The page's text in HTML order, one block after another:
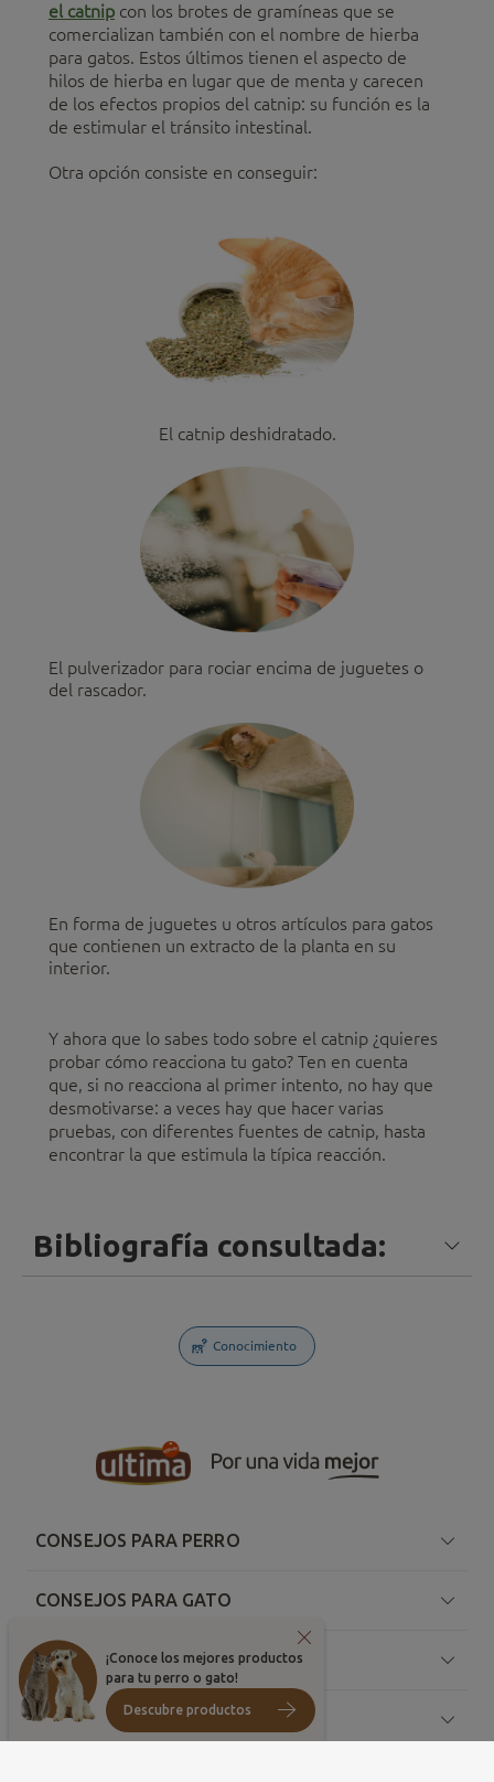
el catnip con los brotes de gramíneas que se
comercializan también con el nombre de hierba
para gatos. Estos últimos tienen el aspecto de
hilos de hierba en lugar que de menta y carecen
de los efectos propios del catnip: su función es la
de estimular el tránsito intestinal.
Otra opción consiste en conseguir:
El catnip deshidratado.
El pulverizador para rociar encima de juguetes o
del rascador.
En forma de juguetes u otros artículos para gatos
que contienen un extracto de la planta en su
interior.
Y ahora que lo sabes todo sobre el catnip ¿quieres
probar cómo reacciona tu gato? Ten en cuenta
que, si no reacciona al primer intento, no hay que
desmotivarse: a veces hay que hacer varias
pruebas, con diferentes fuentes de catnip, hasta
encontrar la que estimula la típica reacción.
Bibliografía consultada:
Conocimiento
¡Conoce los mejores productos
para tu perro o gato!
Descubre productos
CONSEJOS PARA PERRO
CONSEJOS PARA GATO
SOBRE ULTIMA
RECURSOS